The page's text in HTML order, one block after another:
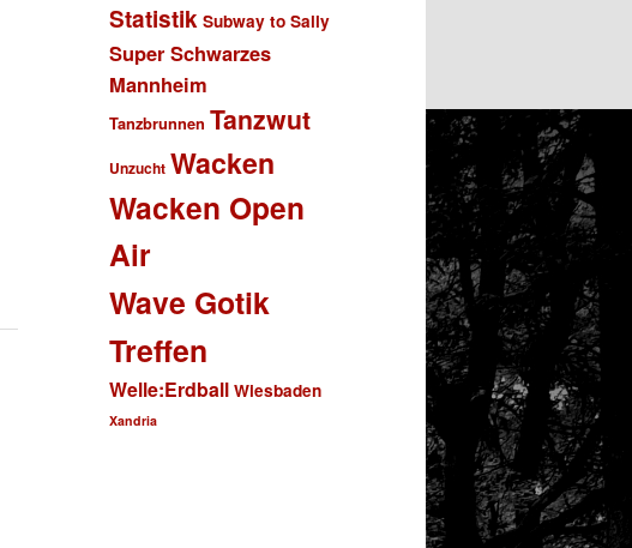
Statistik Subway to Sally
Super Schwarzes
Mannheim
Tanzbrunnen Tanzwut
Unzucht Wacken
Wacken Open
Air
Wave Gotik
Treffen
Welle:Erdball Wiesbaden
Xandria